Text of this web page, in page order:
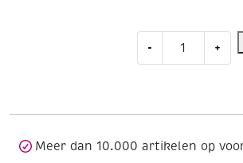
- +
Meer dan 10.000 artikelen op